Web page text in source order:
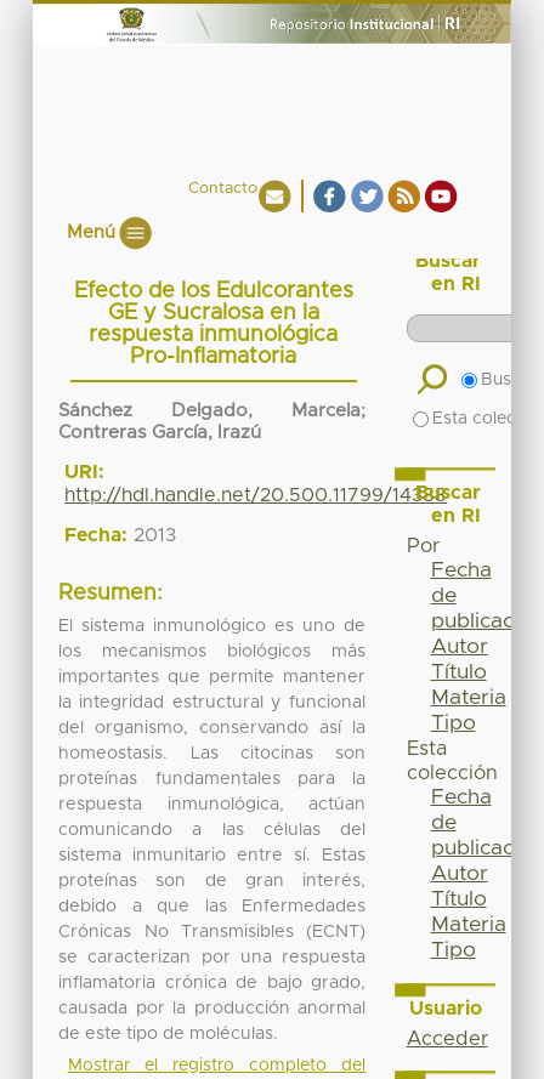
Contacto
Menú
Efecto de los Edulcorantes
GE y Sucralosa en la
respuesta inmunológica
Pro-Inflamatoria
Sánchez Delgado, Marcela;
Contreras García, Irazú
URI:
http://hdl.handle.net/20.500.11799/14388
Fecha: 2013
Resumen:
El sistema inmunológico es uno de
los mecanismos biológicos más
importantes que permite mantener
la integridad estructural y funcional
del organismo, conservando así la
homeostasis. Las citocinas son
proteínas fundamentales para la
respuesta inmunológica, actúan
comunicando a las células del
sistema inmunitario entre sí. Estas
proteínas son de gran interés,
debido a que las Enfermedades
Crónicas No Transmisibles (ECNT)
se caracterizan por una respuesta
inflamatoria crónica de bajo grado,
causada por la producción anormal
de este tipo de moléculas.
Mostrar el registro completo del
Buscar
en RI
Buscar
Esta
Buscar
en RI
Por
Fecha
de
publicación
Autor
Título
Materia
Tipo
Esta
colección
Fecha
de
publicación
Autor
Título
Materia
Tipo
Usuario
Acceder